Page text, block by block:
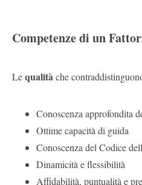
Competenze di un
Lequalità che
Conoscenza approfondita
Ottime capacità di guida
Conoscenza del Codice
Dinamicità e flessibilità
Affidabilità, puntualità e